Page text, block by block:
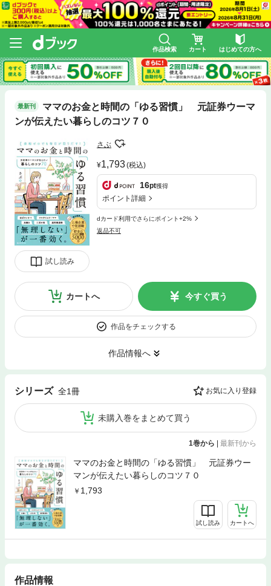
作品検索 カート はじめての方へ
最新刊
ママのお金と時間の「ゆる習慣」 元証券ウーマ
ンが伝えたい暮らしのコツ７０
試し読み
さぶ
1,793(税込)
16pt獲得
ポイント詳細
dカード利用でさらにポイント+2%
返品不可
カートへ 今すぐ買う
作品をチェックする
作品情報へ
シリーズ 全1冊 お気に入り登録
未購入巻をまとめて買う
1巻から | 最新刊から
ママのお金と時間の「ゆる習慣」 元証券ウー
マンが伝えたい暮らしのコツ７０
1,793
試し読み カートへ
作品情報